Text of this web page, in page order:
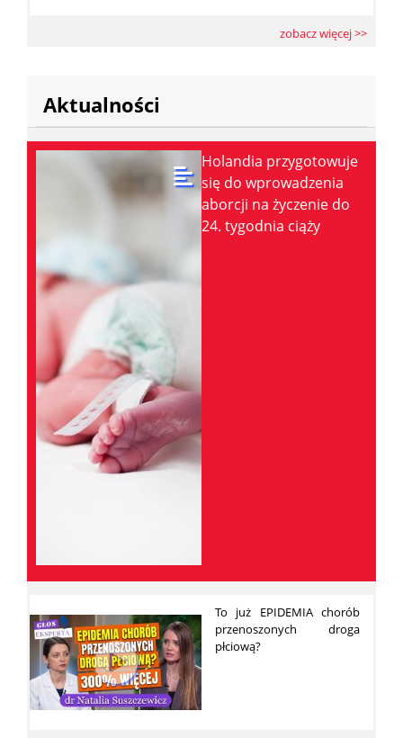
zobacz więcej >>
Aktualności
Holandia przygotowuje
się do wprowadzenia
aborcji na życzenie do
24. tygodnia ciąży
To już EPIDEMIA chorób
przenoszonych droga
płciową?